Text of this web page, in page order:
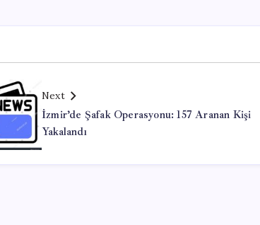
Next
İzmir’de Şafak Operasyonu: 157 Aranan Kişi
Yakalandı